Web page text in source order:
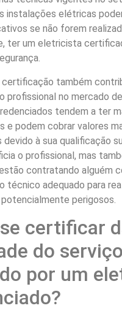
instalações elétricas
se não forem
ter um eletricista
certificação também
profissional no mercado
tendem a ter
e podem cobrar valores
à sua qualificação
o profissional, mas
contratando alguém
técnico adequado para
perigosos.
certificar
do serviço
por um